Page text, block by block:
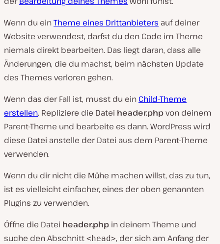
Wenn du einTheme eines Drittanbieters auf deiner
Website verwendest, darfst du den Code im Theme
niemals direkt bearbeiten. Das liegt daran, dass alle
Änderungen, die du machst, beim nächsten Update
des Themes verloren gehen.
Wenn das der Fall ist, musst du ein Child-Theme
erstellen. Repliziere die Datei header.phpvon deinem
Parent-Theme und bearbeite es dann. WordPress wird
diese Datei anstelle der Datei aus dem Parent-Theme
verwenden.
Wenn du dir nicht die Mühe machen willst, das zu tun,
ist es vielleicht einfacher, eines der oben genannten
Plugins zu verwenden.
Öffne die Datei header.php in deinem Theme und
suche den Abschnitt <head>, der sich am Anfang der